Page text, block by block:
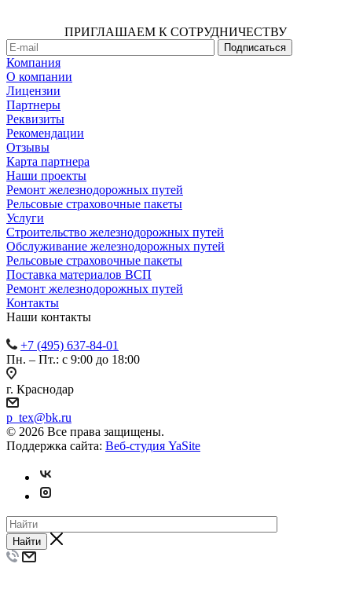
ПРИГЛАШАЕМ К СОТРУДНИЧЕСТВУ
Компания
О компании
Лицензии
Партнеры
Реквизиты
Рекомендации
Отзывы
Карта партнера
Наши проекты
Ремонт железнодорожных путей
Рельсовые страховочные пакеты
Услуги
Строительство железнодорожных путей
Обслуживание железнодорожных путей
Рельсовые страховочные пакеты
Поставка материалов ВСП
Ремонт железнодорожных путей
Контакты
Наши контакты
+7 (495) 637-84-01
Пн. – Пт.: с 9:00 до 18:00
г. Краснодар
p_tex@bk.ru
© 2026 Все права защищены.
Поддержка сайта: Веб-студия YaSite
Найти